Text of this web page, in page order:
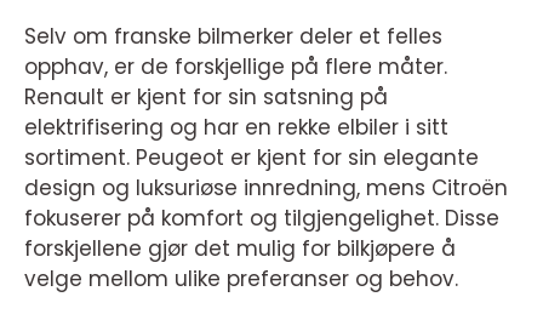
Selv om franske bilmerker deler et felles
opphav, er de forskjellige på flere måter.
Renault er kjent for sin satsning på
elektrifisering og har en rekke elbiler i sitt
sortiment. Peugeot er kjent for sin elegante
design og luksuriøse innredning, mens Citroën
fokuserer på komfort og tilgjengelighet. Disse
forskjellene gjør det mulig for bilkjøpere å
velge mellom ulike preferanser og behov.